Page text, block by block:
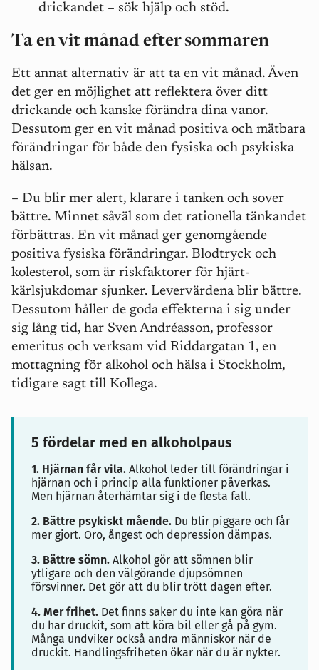
drickandet – sök hjälp och stöd.
Ta en vit månad efter sommaren
Ett annat alternativ är att ta en vit månad. Även
det ger en möjlighet att reflektera över ditt
drickande och kanske förändra dina vanor.
Dessutom ger en vit månad positiva och mätbara
förändringar för både den fysiska och psykiska
hälsan.
– Du blir mer alert, klarare i tanken och sover
bättre. Minnet såväl som det rationella tänkandet
förbättras. En vit månad ger genomgående
positiva fysiska förändringar. Blodtryck och
kolesterol, som är riskfaktorer för hjärt-
kärlsjukdomar sjunker. Levervärdena blir bättre.
Dessutom håller de goda effekterna i sig under
sig lång tid, har Sven Andréasson, professor
emeritus och verksam vid Riddargatan 1, en
mottagning för alkohol och hälsa i Stockholm,
tidigare sagt till Kollega.
5 fördelar med en alkoholpaus
1. Hjärnan får vila. Alkohol leder till förändringar i
hjärnan och i princip alla funktioner påverkas.
Men hjärnan återhämtar sig i de flesta fall.
2. Bättre psykiskt mående. Du blir piggare och får
mer gjort. Oro, ångest och depression dämpas.
3. Bättre sömn. Alkohol gör att sömnen blir
ytligare och den välgörande djupsömnen
försvinner. Det gör att du blir trött dagen efter.
4. Mer frihet. Det finns saker du inte kan göra när
du har druckit, som att köra bil eller gå på gym.
Många undviker också andra människor när de
druckit. Handlingsfriheten ökar när du är nykter.